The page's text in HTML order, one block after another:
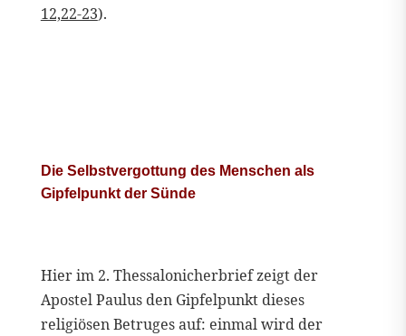
12,22-23).
Die Selbstvergottung des Menschen als
Gipfelpunkt der Sünde
Hier im 2. Thessalonicherbrief zeigt der
Apostel Paulus den Gipfelpunkt dieses
religiösen Betruges auf: einmal wird der